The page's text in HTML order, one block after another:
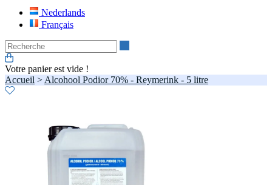
Nederlands
Français
Votre panier est vide !
Accueil > Alcohool Podior 70% - Reymerink - 5 litre